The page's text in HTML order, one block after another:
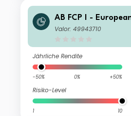
AB FCP I -
o WA EUR
Valor: 49943710
Jährliche Rendite
-50% 0% +50%
Risiko-Level
1 10